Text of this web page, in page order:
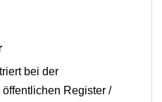
bei der
Register /